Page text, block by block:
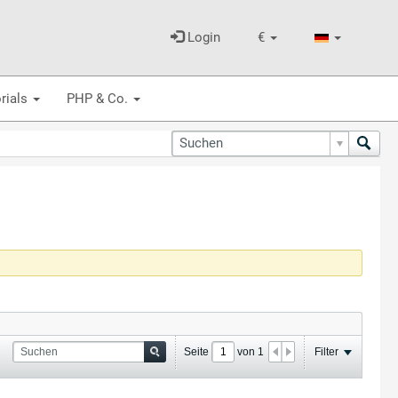
€
Login
PHP & Co.
Seite von 1 Filter